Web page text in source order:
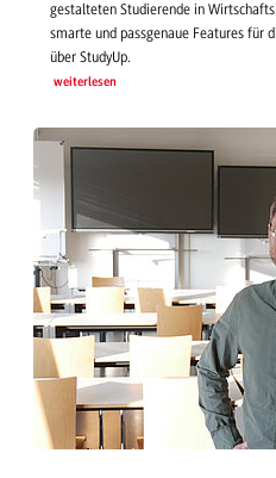
gestalteten Studierende in
smarte und passgenaue Features für
über StudyUp.
weiterlesen